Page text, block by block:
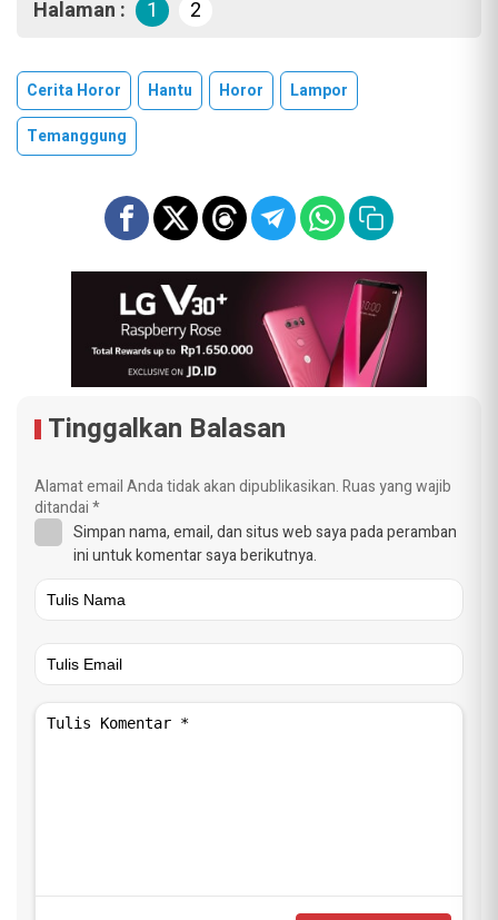
Halaman : 1 2
Cerita Horor Hantu Horor
Lampor
Temanggung
Tinggalkan Balasan
Alamat email Anda tidak akan dipublikasikan.Ruas yang wajib
ditandai*
Simpan nama, email, dan situs web saya pada peramban
ini untuk komentar saya berikutnya.